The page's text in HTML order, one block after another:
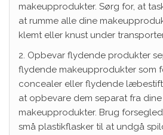
makeupprodukter. Sørg for, at
at rumme alle dine
klemt eller knust under
2. Opbevar flydende produkter
flydende makeupprodukter som
concealer eller flydende
at opbevare dem separat fra
makeupprodukter. Brug
små plastikflasker til at undgå